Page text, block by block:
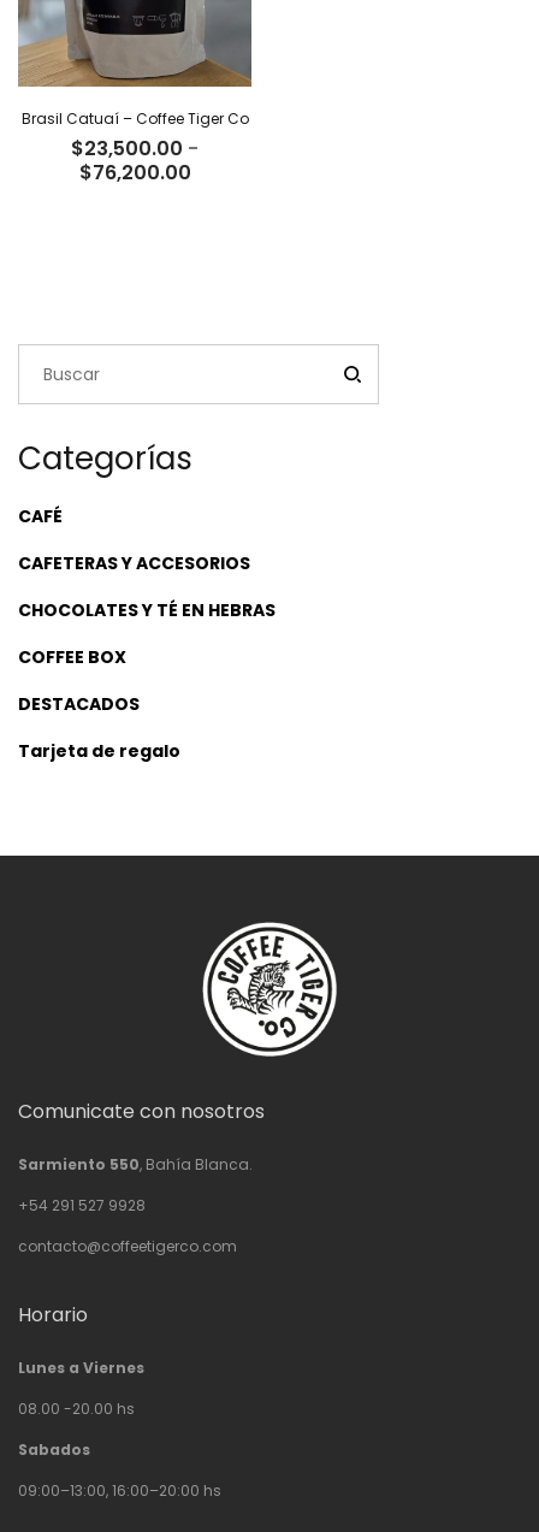
Brasil Catuaí – Coffee Tiger Co
$23,500.00 -
$76,200.00Rango
Categorías
CAFÉ
CAFETERAS Y ACCESORIOS
CHOCOLATES Y TÉ EN HEBRAS
COFFEE BOX
DESTACADOS
Tarjeta de regalo
Comunicate con nosotros
Sarmiento 550, Bahía Blanca.
+54 291 527 9928
contacto@coffeetigerco.com
Horario
Lunes a Viernes
08.00 -20.00 hs
Sabados
09:00–13:00, 16:00–20:00 hs